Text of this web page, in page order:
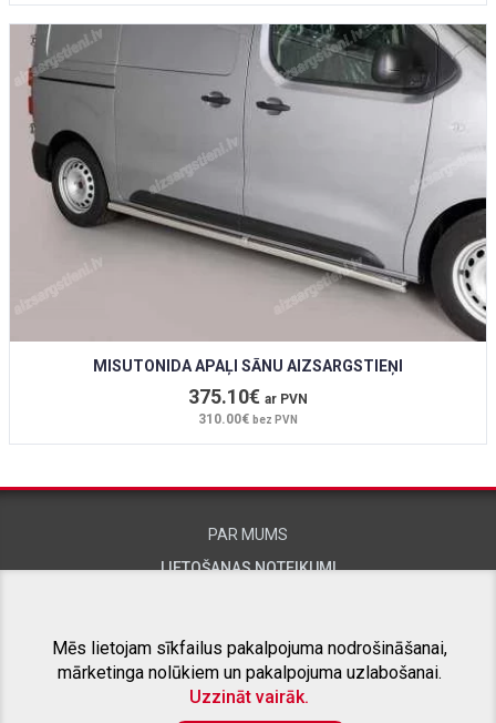
MISUTONIDA APAĻI SĀNU AIZSARGSTIEŅI
375.10€ ar PVN
310.00€ bez PVN
PAR MUMS
LIETOŠANAS NOTEIKUMI
SAISTĪTIE PROJEKTI
Mēs lietojam sīkfailus pakalpojuma nodrošināšanai,
mārketinga nolūkiem un pakalpojuma uzlabošanai.
Uzzināt vairāk.